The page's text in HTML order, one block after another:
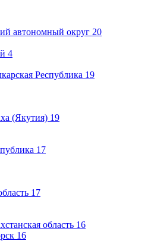
автономный округ 20
4
Республика 19
(Якутия) 19
17
17
область 16
16